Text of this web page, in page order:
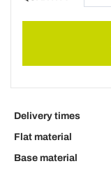
Delivery times
Flat material
Base material